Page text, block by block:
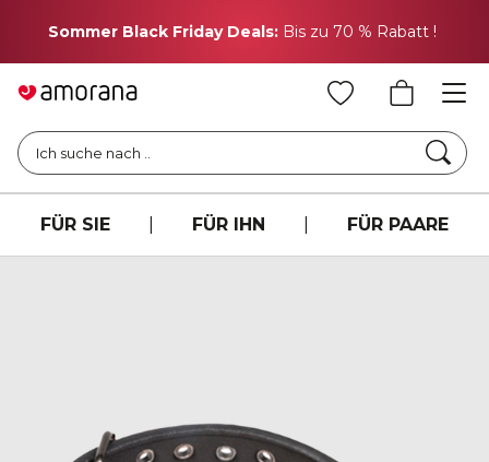
Sommer Black Friday Deals: Bis zu 70 % Rabatt !
Ich suche nach ..
FÜR SIE FÜR IHN FÜR PAARE